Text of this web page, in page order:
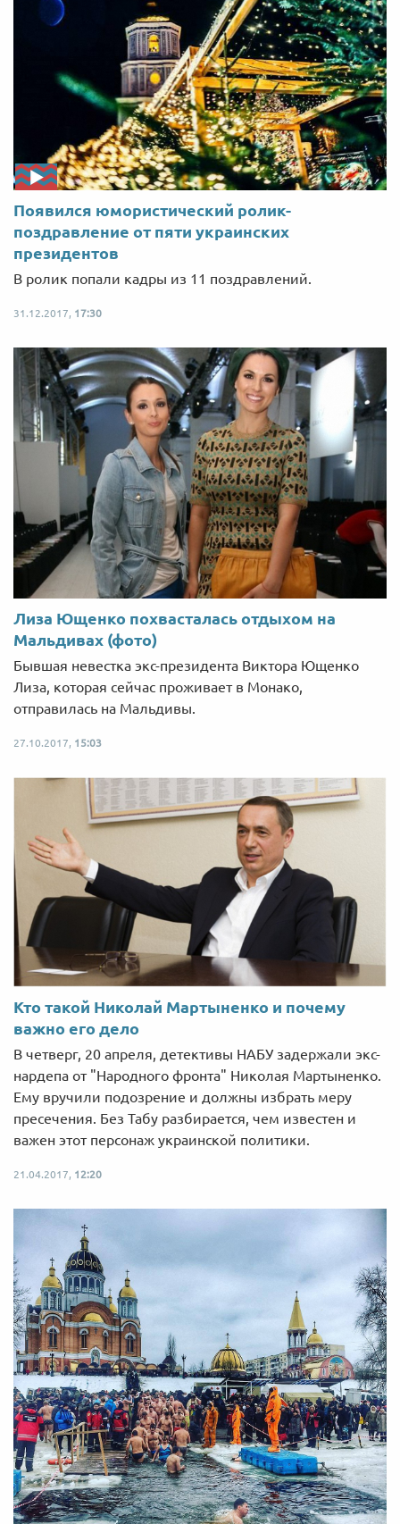
Появился юмористический ролик-
поздравление от пяти украинских
президентов
В ролик попали кадры из 11 поздравлений.
31.12.2017, 17:30
Лиза Ющенко похвасталась отдыхом на
Мальдивах (фото)
Бывшая невестка экс-президента Виктора Ющенко
Лиза, которая сейчас проживает в Монако,
отправилась на Мальдивы.
27.10.2017, 15:03
Кто такой Николай Мартыненко и почему
важно его дело
В четверг, 20 апреля, детективы НАБУ задержали экс-
нардепа от "Народного фронта" Николая Мартыненко.
Ему вручили подозрение и должны избрать меру
пресечения. Без Табу разбирается, чем известен и
важен этот персонаж украинской политики.
21.04.2017, 12:20